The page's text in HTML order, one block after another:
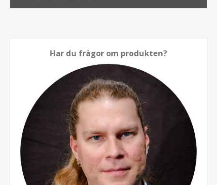
Har du frågor om produkten?